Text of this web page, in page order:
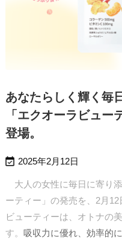
あなたらしく輝く毎
「エクオーラビュー
登場。
 2025年2月12日
大人の女性に毎日に寄り
ーティー」の発売を、2月
ビューティーは、オトナの
す。 吸収力に優れ、効率的